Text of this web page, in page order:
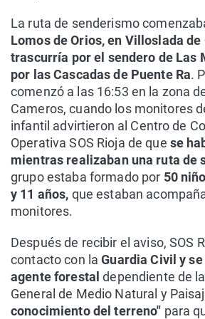
La ruta de senderismo
Lomos de Orios, en Villoslada de
trascurría por el sendero de Las
por las Cascadas de Puente Ra.
comenzó a las 16:53 en la zona
Cameros, cuando los monitores
infantil advirtieron al Centro de
Operativa SOS Rioja de que se
mientras realizaban una ruta de
grupo estaba formado por 50
y 11 años, que estaban
monitores.
Después de recibir el aviso, SOS
contacto con laGuardia Civil y
agente forestal dependiente de
General de Medio Natural y
conocimiento del terreno" para